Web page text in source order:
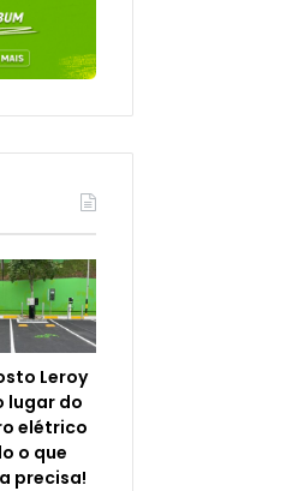
Leroy
lugar do
elétrico
o que
precisa!